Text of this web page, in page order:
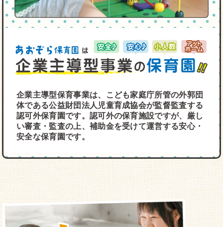
企業主導型保育事業は、こども家庭庁所管の外郭団
体である公益財団法人児童育成協会が監督監査する
認可外保育園です。認可外の保育施設ですが、厳し
い審査・監査の上、補助金を受けて運営する安心・
安全な保育園です。